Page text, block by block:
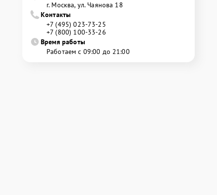
г. Москва, ул. Чаянова 18
Контакты
+7 (495) 023-73-25
+7 (800) 100-33-26
Время работы
Работаем с 09:00 до 21:00